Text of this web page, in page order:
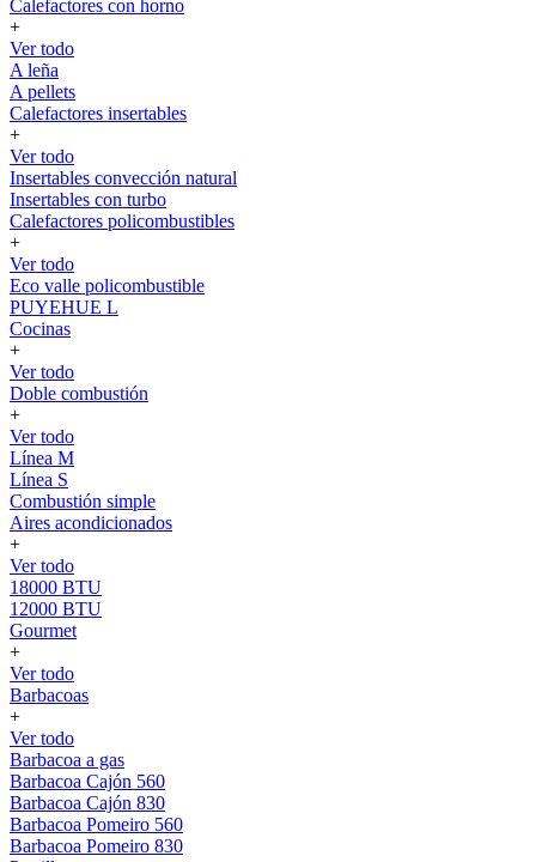
Calefactores con horno
+
Ver todo
A leña
A pellets
Calefactores insertables
+
Ver todo
Insertables convección natural
Insertables con turbo
Calefactores policombustibles
+
Ver todo
Eco valle policombustible
PUYEHUE L
Cocinas
+
Ver todo
Doble combustión
+
Ver todo
Línea M
Línea S
Combustión simple
Aires acondicionados
+
Ver todo
18000 BTU
12000 BTU
Gourmet
+
Ver todo
Barbacoas
+
Ver todo
Barbacoa a gas
Barbacoa Cajón 560
Barbacoa Cajón 830
Barbacoa Pomeiro 560
Barbacoa Pomeiro 830